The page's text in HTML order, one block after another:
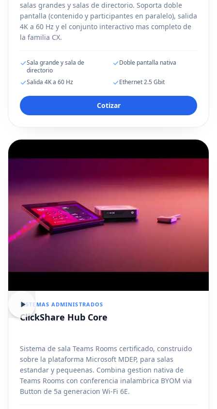
salas grandes y salas de directorio. Soporta doble
pantalla (contenido y participantes en paralelo), salida
4K a 60 Hz y el conjunto interactivo mas completo de
la familia CX.
Sala grande y sala de
directorio
Doble pantalla nativa
Salida 4K a 60 Hz Ethernet 2.5 Gbit
Cotizar
SISTEMAS ADMINISTRADOS
ClickShare Hub Core
Sistema de sala Teams Rooms certificado, construido
sobre la plataforma Microsoft MDEP, para salas
estandar y pequeenas. Combina gestion nativa de
Teams Rooms con conferencia inalambrica BYOM via
Button de 5a generacion Wi-Fi 6E.